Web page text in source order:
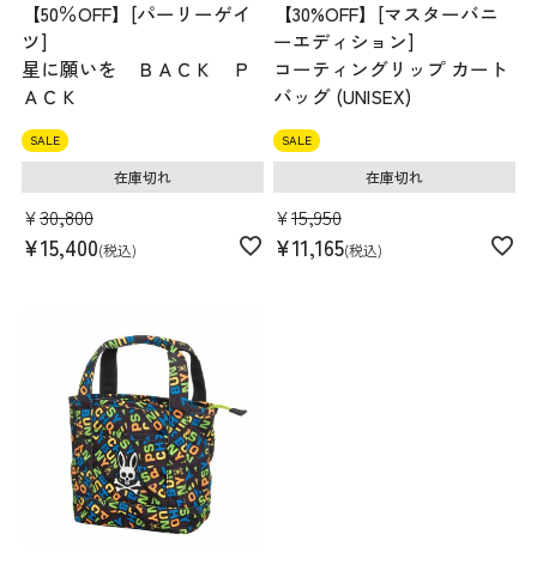
【50％OFF】[パーリーゲイ
ツ]
星に願いを ＢＡＣＫ Ｐ
ＡＣＫ
SALE
¥30,800
¥15,400 税込
在庫切れ
【30%OFF】[マスターバニ
ーエディション]
コーティングリップ カート
バッグ (UNISEX)
SALE
¥15,950
¥11,165 税込
在庫切れ